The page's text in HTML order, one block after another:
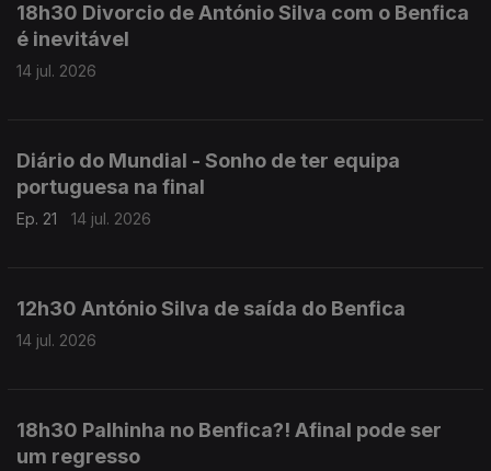
18h30 Divorcio de António Silva com o Benfica
é inevitável
14 jul. 2026
Diário do Mundial - Sonho de ter equipa
portuguesa na final
Ep. 21 14 jul. 2026
12h30 António Silva de saída do Benfica
14 jul. 2026
18h30 Palhinha no Benfica?! Afinal pode ser
um regresso